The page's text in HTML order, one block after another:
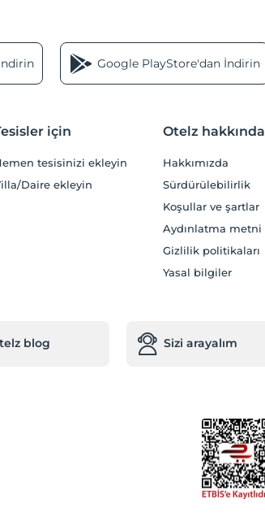
Google PlayStore'dan İndirin
için
tesisinizi ekleyin
Daire ekleyin
Otelz hakkında
Hakkımızda
Sürdürülebilirlik
Koşullar ve şartlar
Aydınlatma metni
Gizlilik politikaları
Yasal bilgiler
blog Sizi arayalım